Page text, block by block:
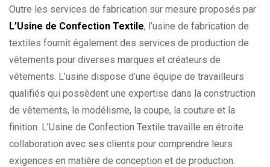
Outre les services de fabrication sur mesure proposés par
L’Usine de Confection Textile, l’usine de fabrication de
textiles fournit également des services de production de
vêtements pour diverses marques et créateurs de
vêtements. L’usine dispose d’une équipe de travailleurs
qualifiés qui possèdent une expertise dans la construction
de vêtements, le modélisme, la coupe, la couture et la
finition. L’Usine de Confection Textile travaille en étroite
collaboration avec ses clients pour comprendre leurs
exigences en matière de conception et de production.